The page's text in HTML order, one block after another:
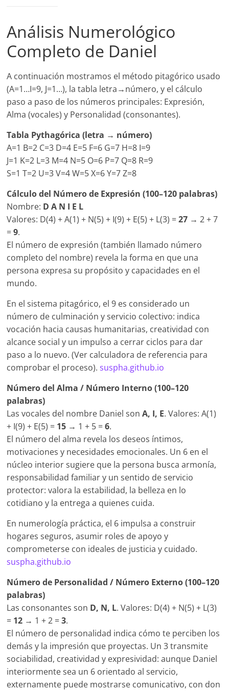
Análisis Numerológico
Completo de Daniel
A continuación mostramos el método pitagórico usado
(A=1…I=9, J=1…), la tabla letra→número, y el cálculo
paso a paso de los números principales: Expresión,
Alma (vocales) y Personalidad (consonantes).
Tabla Pythagórica (letra → número)
A=1 B=2 C=3 D=4 E=5 F=6 G=7 H=8 I=9
J=1 K=2 L=3 M=4 N=5 O=6 P=7 Q=8 R=9
S=1 T=2 U=3 V=4 W=5 X=6 Y=7 Z=8
Cálculo del Número de Expresión (100–120 palabras)
Nombre: D A N I E L
Valores: D(4) + A(1) + N(5) + I(9) + E(5) + L(3) =27 → 2 + 7
=9.
El número de expresión (también llamado número
completo del nombre) revela la forma en que una
persona expresa su propósito y capacidades en el
mundo.
En el sistema pitagórico, el 9 es considerado un
número de culminación y servicio colectivo: indica
vocación hacia causas humanitarias, creatividad con
alcance social y un impulso a cerrar ciclos para dar
paso a lo nuevo. (Ver calculadora de referencia para
comprobar el proceso).suspha.github.io
Número del Alma / Número Interno (100–120
palabras)
Las vocales del nombre Daniel sonA, I, E. Valores: A(1)
+ I(9) + E(5) = 15 → 1 + 5 =6.
El número del alma revela los deseos íntimos,
motivaciones y necesidades emocionales. Un 6 en el
núcleo interior sugiere que la persona busca armonía,
responsabilidad familiar y un sentido de servicio
protector: valora la estabilidad, la belleza en lo
cotidiano y la entrega a quienes cuida.
En numerología práctica, el 6 impulsa a construir
hogares seguros, asumir roles de apoyo y
comprometerse con ideales de justicia y cuidado.
suspha.github.io
Número de Personalidad / Número Externo (100–120
palabras)
Las consonantes son D, N, L. Valores: D(4) + N(5) + L(3)
= 12 → 1 + 2 =3.
El número de personalidad indica cómo te perciben los
demás y la impresión que proyectas. Un 3 transmite
sociabilidad, creatividad y expresividad: aunque Daniel
interiormente sea un 6 orientado al servicio,
externamente puede mostrarse comunicativo, con don